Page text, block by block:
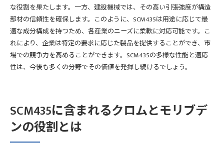
な役割を果たします。一方、建設機械では、その高い引張強度が構造
部材の信頼性を確保します。このように、SCM435は用途に応じて最
適な成分構成を持つため、各産業のニーズに柔軟に対応可能です。こ
れにより、企業は特定の要求に応じた製品を提供することができ、市
場での競争力を高めることができます。SCM435の多様な性能と適応
性は、今後も多くの分野でその価値を発揮し続けるでしょう。
SCM435に含まれるクロムとモリブデ
ンの役割とは